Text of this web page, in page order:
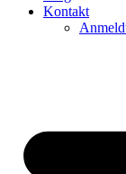
Kontakt